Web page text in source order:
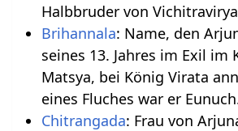
Halbbruder von
Brihannala: Name, den
seines 13. Jahres im Exil im
Matsya, bei König Virata
eines Fluches war er
Chitrangada: Frau von